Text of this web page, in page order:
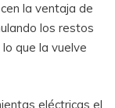
la ventaja de
los restos
que la vuelve
eléctricas el